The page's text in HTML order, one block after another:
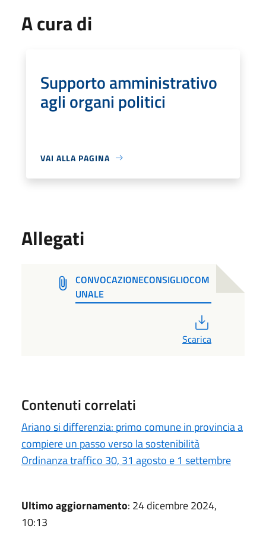
A cura di
Supporto amministrativo
agli organi politici
VAI ALLA PAGINA
Allegati
CONVOCAZIONECONSIGLIOCOM
UNALE
Scarica
Contenuti correlati
Ariano si differenzia: primo comune in provincia a
compiere un passo verso la sostenibilità
Ordinanza traffico 30, 31 agosto e 1 settembre
Ultimo aggiornamento: 24 dicembre 2024,
10:13